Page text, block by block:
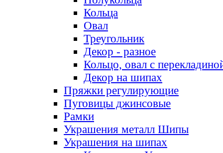
Кольца
Овал
Треугольник
Декор - разное
Кольцо, овал с
Декор на шипах
Пряжки регулирующие
Пуговицы джинсовые
Рамки
Украшения металл Шипы
Украшения на шипах